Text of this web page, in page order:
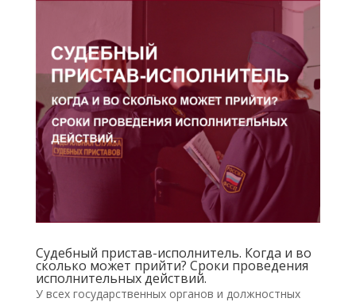
Судебный пристав-исполнитель. Когда и во
сколько может прийти? Сроки проведения
исполнительных действий.
У всех государственных органов и должностных